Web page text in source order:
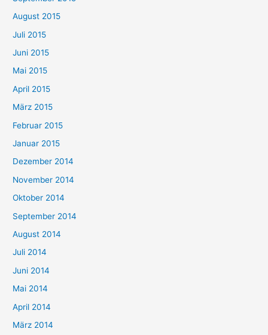
August 2015
Juli 2015
Juni 2015
Mai 2015
April 2015
März 2015
Februar 2015
Januar 2015
Dezember 2014
November 2014
Oktober 2014
September 2014
August 2014
Juli 2014
Juni 2014
Mai 2014
April 2014
März 2014